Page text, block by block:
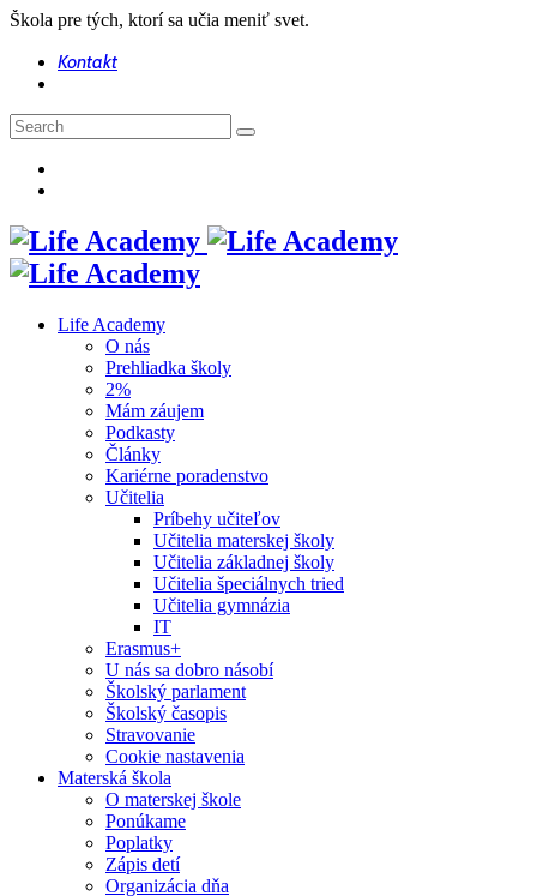
Škola pre tých, ktorí sa učia meniť svet.
Kontakt
Life Academy
O nás
Prehliadka školy
2%
Mám záujem
Podkasty
Články
Kariérne poradenstvo
Učitelia
Príbehy učiteľov
Učitelia materskej školy
Učitelia základnej školy
Učitelia špeciálnych tried
Učitelia gymnázia
IT
Erasmus+
U nás sa dobro násobí
Školský parlament
Školský časopis
Stravovanie
Cookie nastavenia
Materská škola
O materskej škole
Ponúkame
Poplatky
Zápis detí
Organizácia dňa